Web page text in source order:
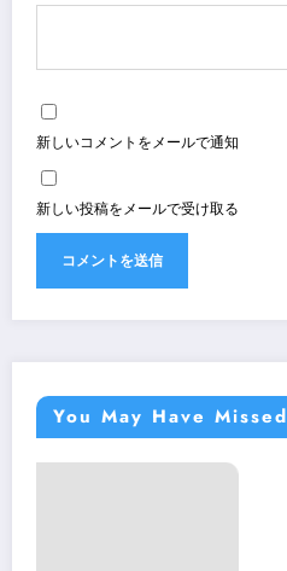
新しいコメントをメールで通知
新しい投稿をメールで受け取る
You May Have Missed